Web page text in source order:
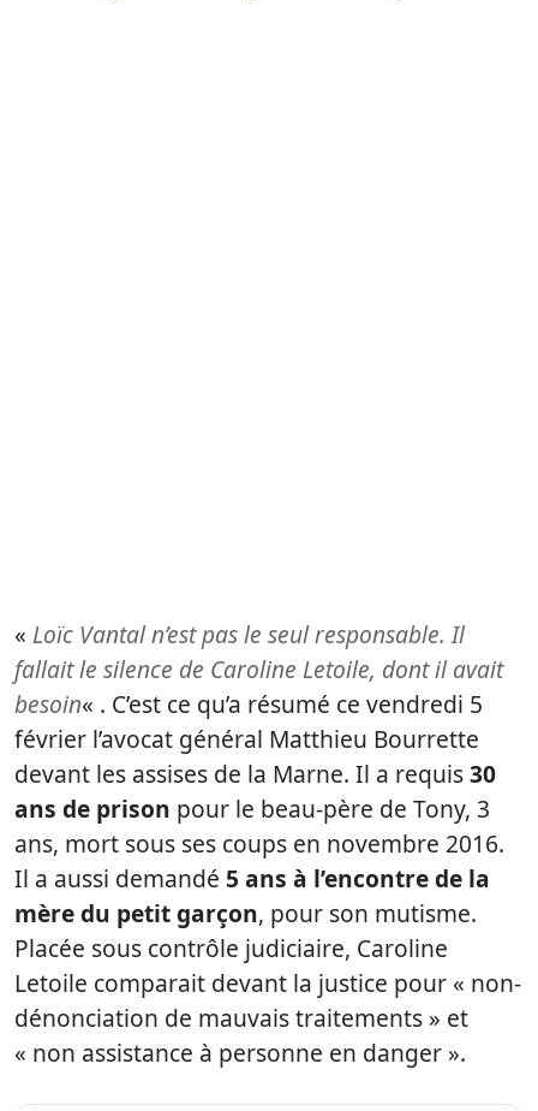
« Loïc Vantal n’est pas le seul responsable. Il
fallait le silence de Caroline Letoile, dont il avait
besoin« . C’est ce qu’a résumé ce vendredi 5
février l’avocat général Matthieu Bourrette
devant les assises de la Marne. Il a requis30
ans de prison pour le beau-père de Tony, 3
ans, mort sous ses coups en novembre 2016.
Il a aussi demandé 5 ans à l’encontre de la
mère du petit garçon, pour son mutisme.
Placée sous contrôle judiciaire, Caroline
Letoile comparait devant la justice pour « non-
dénonciation de mauvais traitements » et
« non assistance à personne en danger ».